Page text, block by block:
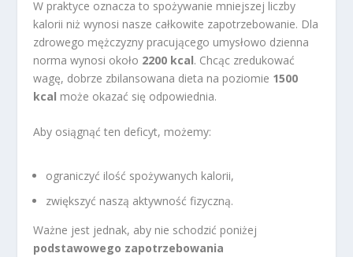
W praktyce oznacza to spożywanie mniejszej liczby
kalorii niż wynosi nasze całkowite zapotrzebowanie. Dla
zdrowego mężczyzny pracującego umysłowo dzienna
norma wynosi około 2200 kcal. Chcąc zredukować
wagę, dobrze zbilansowana dieta na poziomie 1500
kcal może okazać się odpowiednia.
Aby osiągnąć ten deficyt, możemy:
ograniczyć ilość spożywanych kalorii,
zwiększyć naszą aktywność fizyczną.
Ważne jest jednak, aby nie schodzić poniżej
podstawowego zapotrzebowania